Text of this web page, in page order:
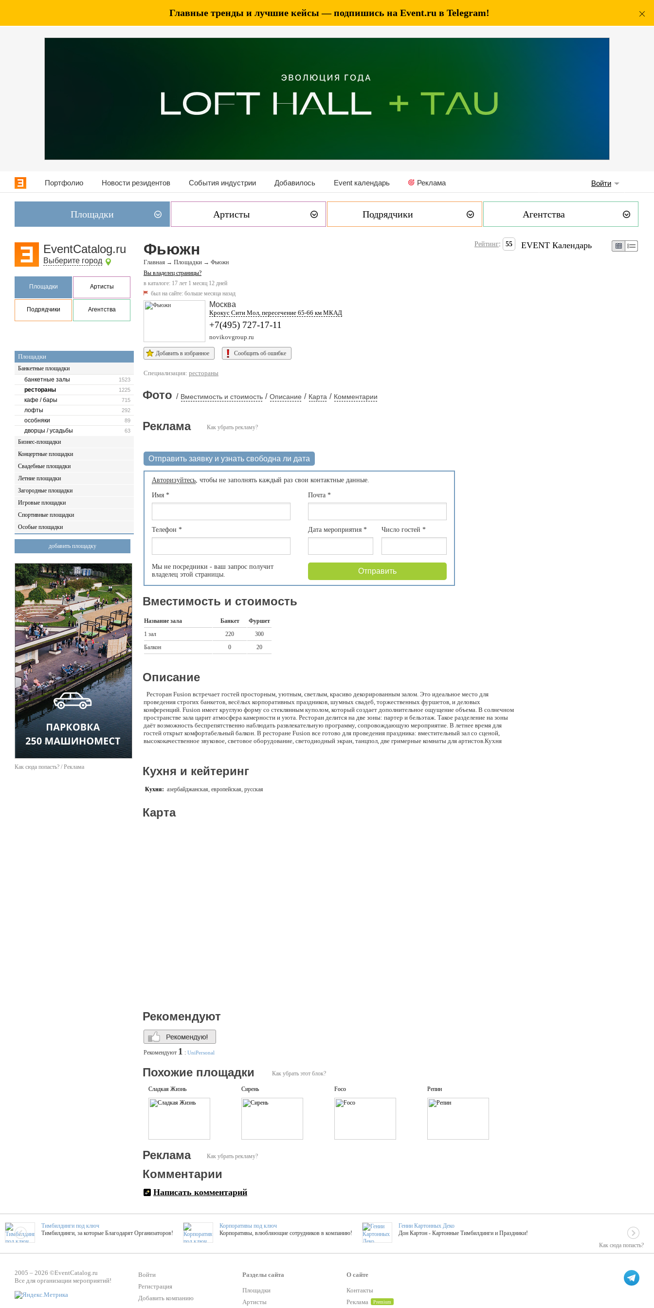
Главные тренды и лучшие кейсы — подпишись на Event.ru в Telegram!
Портфолио Новости резидентов События индустрии Добавилось Event календарь Реклама Войти
Площадки Артисты Подрядчики Агентства
EventCatalog.ru
Выберите город
Площадки Артисты
Подрядчики Агентства
Площадки
Банкетные площадки
1523
банкетные залы
1225
рестораны
715
кафе / бары
292
лофты
89
особняки
63
дворцы / усадьбы
Бизнес-площадки
Концертные площадки
Свадебные площадки
Летние площадки
Загородные площадки
Игровые площадки
Спортивные площадки
Особые площадки
добавить площадку
Как сюда попасть? / Реклама
Фьюжн
Главная → Площадки → Фьюжн
Вы владелец страницы?
в каталоге: 17 лет 1 месяц 12 дней
был на сайте: больше месяца назад
Рейтинг: 55
Москва
Крокус Сити Мол, пересечение 65-66 км МКАД
+7(495) 727-17-11
novikovgroup.ru
Добавить в избранное Сообщить об ошибке
Специализация: рестораны
Фото / Вместимость и стоимость / Описание / Карта / Комментарии
Как убрать рекламу?
Реклама
Отправить заявку и узнать свободна ли дата
Авторизуйтесь, чтобы не заполнять каждый раз свои контактные данные.
Имя *
Телефон *
Мы не посредники - ваш запрос получит
владелец этой страницы.
Почта*
Дата мероприятия* Число гостей*
Отправить
Вместимость и стоимость
Название зала Банкет
Фуршет
1 зал
220
300
Балкон
0 20
Описание
Ресторан Fusion встречает гостей просторным, уютным, светлым, красиво декорированным залом. Это идеальное место для
проведения строгих банкетов, весёлых корпоративных праздников, шумных свадеб, торжественных фуршетов, и деловых
конференций. Fusion имеет круглую форму со стеклянным куполом, который создает дополнительное ощущение объема. В солнечном
пространстве зала царит атмосфера камерности и уюта. Ресторан делится на две зоны: партер и бельэтаж. Такое разделение на зоны
даёт возможность беспрепятственно наблюдать развлекательную программу, сопровождающую мероприятие. В летнее время для
гостей открыт комфортабельный балкон. В ресторане Fusion все готово для проведения праздника: вместительный зал со сценой,
высококачественное звуковое, световое оборудование, светодиодный экран, танцпол, две гримерные комнаты для артистов.Кухня
даже самым взыскательным гурманам.
Кухня и кейтеринг
Кухня: азербайджанская, европейская, русская
Карта
Рекомендуют
Рекомендуют 1 : UniPersonal
Как убрать этот блок?
Похожие площадки
Сладкая Жизнь Сирень Foco Репин
Как убрать рекламу?
Реклама
Комментарии
Написать комментарий
EVENT Календарь
Как сюда попасть?
Тимбилдинги под ключ
Тимбилдинги, за которые Благодарят Организаторов!
Корпоративы под ключ
Корпоративы, влюбляющие сотрудников в компанию!
Гении Картонных Деко
Дон Картон - Картонные Тимбилдинги и Праздники!
ТОПовые мастер-классы на мероприятие! Гибкие цены!
ShowTex - Декор и Ди
Мастер-классы
Букинг компания №1
2005 – 2026 ©EventCatalog.ru
Все для организации мероприятий!
Войти
Регистрация
Добавить компанию
Разделы сайта
Площадки
Артисты
О сайте
Контакты
Реклама
Premium